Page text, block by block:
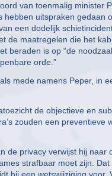
van toenmalig minister
hebben uitspraken
een dodelijk
de maatregelen die het
beraden is op “de
orde.”
mede namens Peper, in
de objectieve en
zouden een
de privacy verwijst hij naar
strafbaar moet zijn.